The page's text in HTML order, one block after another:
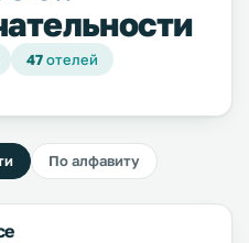
47отелей
По алфавиту